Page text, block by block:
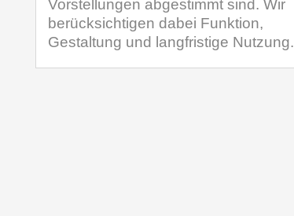
Vorstellungen abgestimmt sind. Wir
berücksichtigen dabei Funktion,
Gestaltung und langfristige Nutzung.